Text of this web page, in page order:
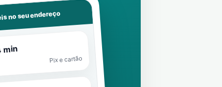
no seu endereço
min
Pix e cartão